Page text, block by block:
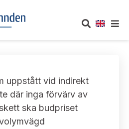
uppstått vid indirekt
där inga förvärv av
ska budpriset